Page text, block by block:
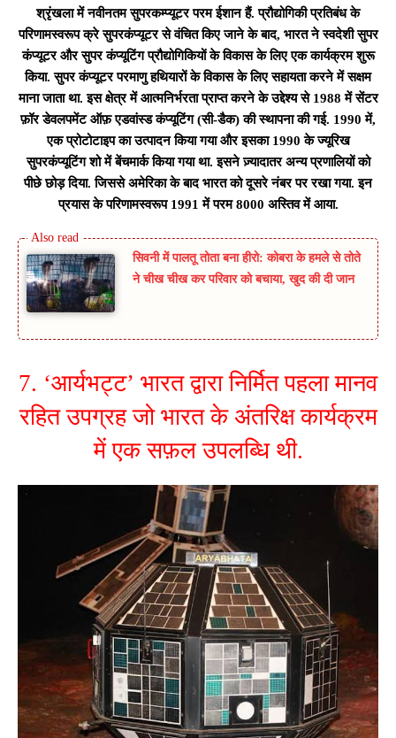
श्रृंखला में नवीनतम सुपरकम्प्यूटर परम ईशान हैं. प्रौद्योगिकी प्रतिबंध के
परिणामस्वरूप क्रे सुपरकंप्यूटर से वंचित किए जाने के बाद, भारत ने स्वदेशी सुपर
कंप्यूटर और सुपर कंप्यूटिंग प्रौद्योगिकियों के विकास के लिए एक कार्यक्रम शुरू
किया. सुपर कंप्यूटर परमाणु हथियारों के विकास के लिए सहायता करने में सक्षम
माना जाता था. इस क्षेत्र में आत्मनिर्भरता प्राप्त करने के उद्देश्य से 1988 में सेंटर
फ़ॉर डेवलपमेंट ऑफ़ एडवांस्ड कंप्यूटिंग (सी-डैक) की स्थापना की गई. 1990 में,
एक प्रोटोटाइप का उत्पादन किया गया और इसका 1990 के ज्यूरिख
सुपरकंप्यूटिंग शो में बेंचमार्क किया गया था. इसने ज़्यादातर अन्य प्रणालियों को
पीछे छोड़ दिया. जिससे अमेरिका के बाद भारत को दूसरे नंबर पर रखा गया. इन
प्रयास के परिणामस्वरूप 1991 में परम 8000 अस्तिव में आया.
सिवनी में पालतू तोता बना हीरो: कोबरा के हमले से तोते
ने चीख चीख कर परिवार को बचाया, खुद की दी जान
7. ‘आर्यभट्ट’ भारत द्वारा निर्मित पहला मानव
रहित उपग्रह जो भारत के अंतरिक्ष कार्यक्रम
में एक सफ़ल उपलब्धि थी.